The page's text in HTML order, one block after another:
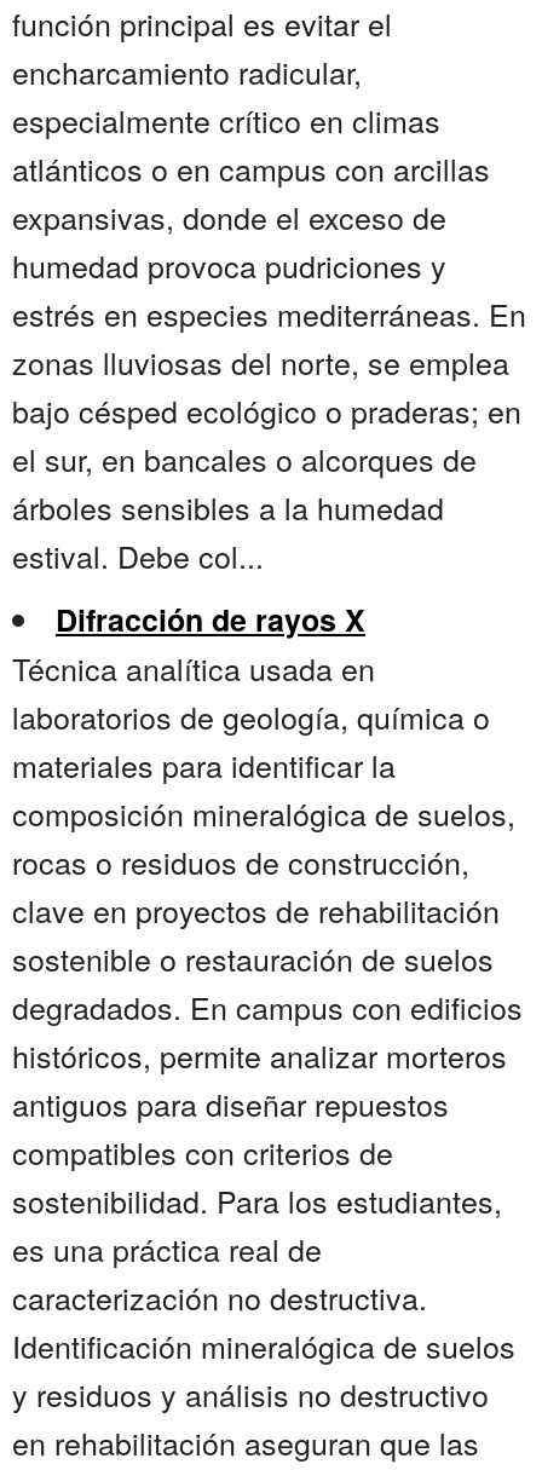
función principal es evitar el
encharcamiento radicular,
especialmente crítico en climas
atlánticos o en campus con arcillas
expansivas, donde el exceso de
humedad provoca pudriciones y
estrés en especies mediterráneas. En
zonas lluviosas del norte, se emplea
bajo césped ecológico o praderas; en
el sur, en bancales o alcorques de
árboles sensibles a la humedad
estival. Debe col...
Difracción de rayos X
Técnica analítica usada en
laboratorios de geología, química o
materiales para identificar la
composición mineralógica de suelos,
rocas o residuos de construcción,
clave en proyectos de rehabilitación
sostenible o restauración de suelos
degradados. En campus con edificios
históricos, permite analizar morteros
antiguos para diseñar repuestos
compatibles con criterios de
sostenibilidad. Para los estudiantes,
es una práctica real de
caracterización no destructiva.
Identificación mineralógica de suelos
y residuos y análisis no destructivo
en rehabilitación aseguran que las